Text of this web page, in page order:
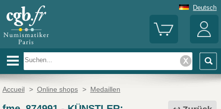
Deutsch
Accueil > Online shops > Medaillen